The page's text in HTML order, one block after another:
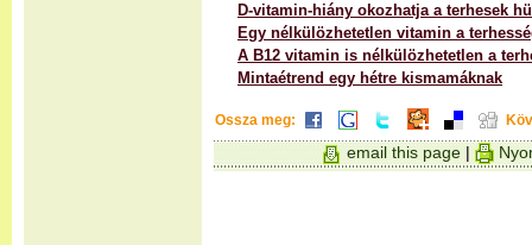
D-vitamin-hiány okozhatja a terhesek
Egy nélkülözhetetlen vitamin a
A B12 vitamin is nélkülözhetetlen a
Mintaétrend egy hétre kismamáknak
Ossza meg:
email this page |